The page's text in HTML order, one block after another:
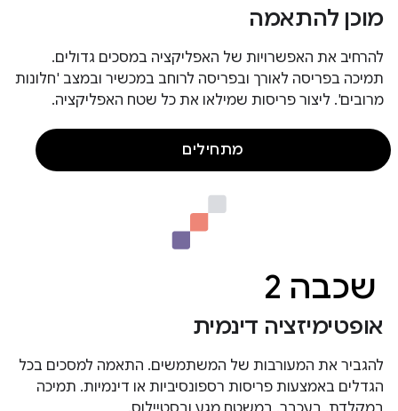
מוכן להתאמה
להרחיב את האפשרויות של האפליקציה במסכים גדולים.
תמיכה בפריסה לאורך ובפריסה לרוחב במכשיר ובמצב 'חלונות
מרובים'. ליצור פריסות שמילאו את כל שטח האפליקציה.
מתחילים
שכבה 2
אופטימיזציה דינמית
להגביר את המעורבות של המשתמשים. התאמה למסכים בכל
הגדלים באמצעות פריסות רספונסיביות או דינמיות. תמיכה